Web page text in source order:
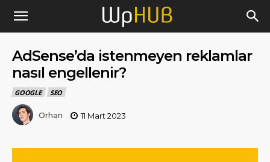
AdSense’da istenmeyen reklamlar
nasıl engellenir?
GOOGLE SEO
Orhan 11 Mart 2023